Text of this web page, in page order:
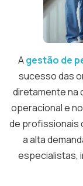
Agestão de
sucesso das
diretamente na
operacional e
de profissionais
a alta
especialistas,